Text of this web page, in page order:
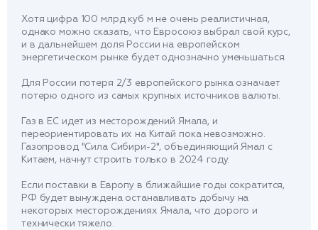
Хотя цифра 100 млрд куб м не очень реалистичная,
однако можно сказать, что Евросоюз выбрал свой курс,
и в дальнейшем доля России на европейском
энергетическом рынке будет однозначно уменьшаться.
Для России потеря 2/3 европейского рынка означает
потерю одного из самых крупных источников валюты.
Газ в ЕС идет из месторождений Ямала, и
переориентировать их на Китай пока невозможно.
Газопровод "Сила Сибири-2", объединяющий Ямал с
Китаем, начнут строить только в 2024 году.
Если поставки в Европу в ближайшие годы сократится,
РФ будет вынуждена останавливать добычу на
некоторых месторождениях Ямала, что дорого и
технически тяжело.